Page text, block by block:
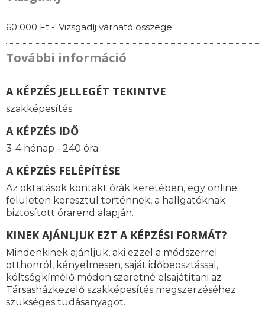
60 000 Ft - Vizsgadíj várható összege
További információ
A KÉPZÉS JELLEGÉT TEKINTVE
szakképesítés
A KÉPZÉS IDŐ
3-4 hónap - 240 óra.
A KÉPZÉS FELÉPÍTÉSE
Az oktatások kontakt órák keretében, egy online
felületen keresztül történnek, a hallgatóknak
biztosított órarend alapján.
KINEK AJÁNLJUK EZT A KÉPZÉSI FORMÁT?
Mindenkinek ajánljuk, aki ezzel a módszerrel
otthonról, kényelmesen, saját időbeosztással,
költségkímélő módon szeretné elsajátítani az
Társasházkezelő szakképesítés megszerzéséhez
szükséges tudásanyagot.